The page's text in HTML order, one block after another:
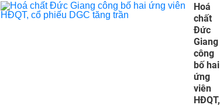
Hoá
chất
Đức
Giang
công
bố hai
ứng
viên
HĐQT,